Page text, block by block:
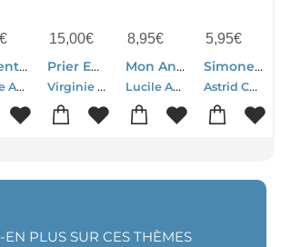
Je Rentre En Cp Tome 36 : Le Gros Navet
Lucile Ahrweiller-Magdalena
15,00€
Prier Ensemble A La Maison ; 101 Idees Et Autant De Gestes
Virginie Aladjidi-Caroline Pellissier-Lucile Ahrweiller-Raphaelle Tchoukriel
8,95€
Mon Anim'agier - Les Vacances
Lucile Ahrweiller
5,95€
Simone Au Chocolat
Astrid Chef D'hotel-Lucile Ahrweiller
EN PLUS SUR CES THÈMES